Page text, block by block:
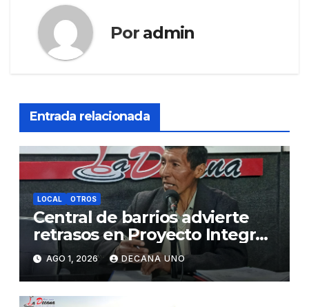
Por admin
Entrada relacionada
LOCAL OTROS
Central de barrios advierte
retrasos en Proyecto Integral
de Agua y Alcantarillado para
Juliaca
AGO 1, 2026 DECANA UNO